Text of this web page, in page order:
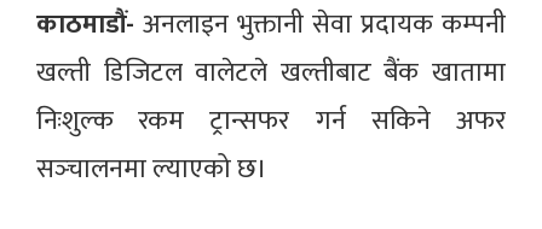
काठमाडौं- अनलाइन भुक्तानी सेवा प्रदायक कम्पनी
खल्ती डिजिटल वालेटले खल्तीबाट बैंक खातामा
निःशुल्क रकम ट्रान्सफर गर्न सकिने अफर
सञ्‍चालनमा ल्याएको छ।